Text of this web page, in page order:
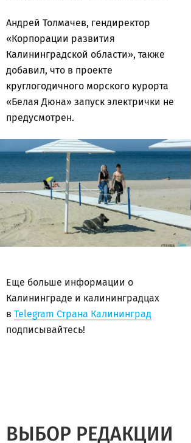
Андрей Толмачев, гендиректор
«Корпорации развития
Калининградской области», также
добавил, что в проекте
круглогодичного морского курорта
«Белая Дюна» запуск электрички не
предусмотрен.
Еще больше информации о
Калининграде и калининградцах
в Telegram Страна Калининград
подписывайтесь!
ВЫБОР РЕДАКЦИИ